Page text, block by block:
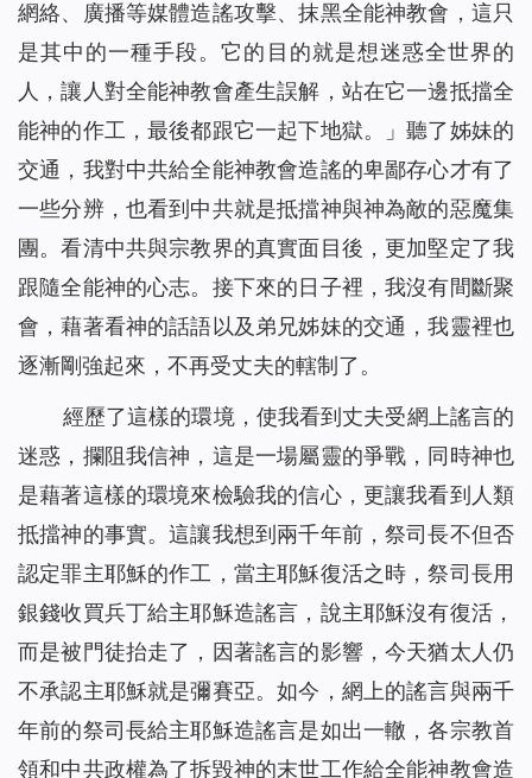
網絡、廣播等媒體造謠攻擊、抹黑全能神教會，這只
是其中的一種手段。它的目的就是想迷惑全世界的
人，讓人對全能神教會產生誤解，站在它一邊抵擋全
能神的作工，最後都跟它一起下地獄。」聽了姊妹的
交通，我對中共給全能神教會造謠的卑鄙存心才有了
一些分辨，也看到中共就是抵擋神與神為敵的惡魔集
團。看清中共與宗教界的真實面目後，更加堅定了我
跟隨全能神的心志。接下來的日子裡，我沒有間斷聚
會，藉著看神的話語以及弟兄姊妹的交通，我靈裡也
逐漸剛強起來，不再受丈夫的轄制了。
經歷了這樣的環境，使我看到丈夫受網上謠言的
迷惑，攔阻我信神，這是一場屬靈的爭戰，同時神也
是藉著這樣的環境來檢驗我的信心，更讓我看到人類
抵擋神的事實。這讓我想到兩千年前，祭司長不但否
認定罪主耶穌的作工，當主耶穌復活之時，祭司長用
銀錢收買兵丁給主耶穌造謠言，說主耶穌沒有復活，
而是被門徒抬走了，因著謠言的影響，今天猶太人仍
不承認主耶穌就是彌賽亞。如今，網上的謠言與兩千
年前的祭司長給主耶穌造謠言是如出一轍，各宗教首
領和中共政權為了拆毀神的末世工作給全能神教會造